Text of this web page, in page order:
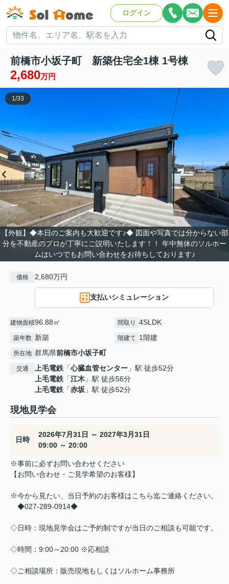
ログイン
前橋市小坂子町 新築住宅全1棟 1号棟
2,680万円
【外観】◆本日のご案内も大歓迎です♪◆ 図面や写真では分からない部
分を不動産のプロが丁寧にご説明いたします！！ 年中無休のソルホー
ムはいつでもお問い合わせをお待ちしております♪
1/33
価格 2,680万円
支払いシミュレーション
建物面積96.88㎡ 間取り 4SLDK
築年数 新築 階建て 1階建
所在地 群馬県前橋市小坂子町
交通 上毛電鉄 「心臓血管センター 」駅 徒歩52分
上毛電鉄 「江木 」駅 徒歩56分
上毛電鉄 「赤坂 」駅 徒歩52分
現地見学会
日時
2026年7月31日 ～ 2027年3月31日
09:00 ～ 20:00
※事前に必ずお問い合わせください
【お問い合わせ・ご見学希望のお客様】
※今から見たい、当日予約のお客様はこちら迄ご連絡ください。
◆027-289-0914◆
◇日時：現地見学会はご予約制ですが当日のご相談も可能です。
◇時間：9:00～20:00 ※応相談
◇ご相談場所：販売現地もしくはソルホーム事務所